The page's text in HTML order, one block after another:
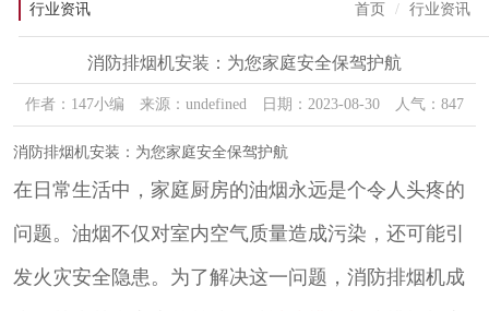
行业资讯 首页 行业资讯
消防排烟机安装：为您家庭安全保驾护航
作者：147小编 来源：undefined 日期：2023-08-30 人气：847
消防排烟机安装：为您家庭安全保驾护航
在日常生活中，家庭厨房的油烟永远是个令人头疼的
问题。油烟不仅对室内空气质量造成污染，还可能引
发火灾安全隐患。为了解决这一问题，消防排烟机成